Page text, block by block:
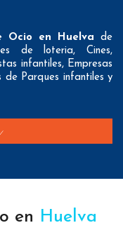
Ocio en Huelva de
de loteria, Cines,
infantiles, Empresas
de Parques infantiles y
a nuestros clientes:
y código postal para
de empresas de
en Huelva